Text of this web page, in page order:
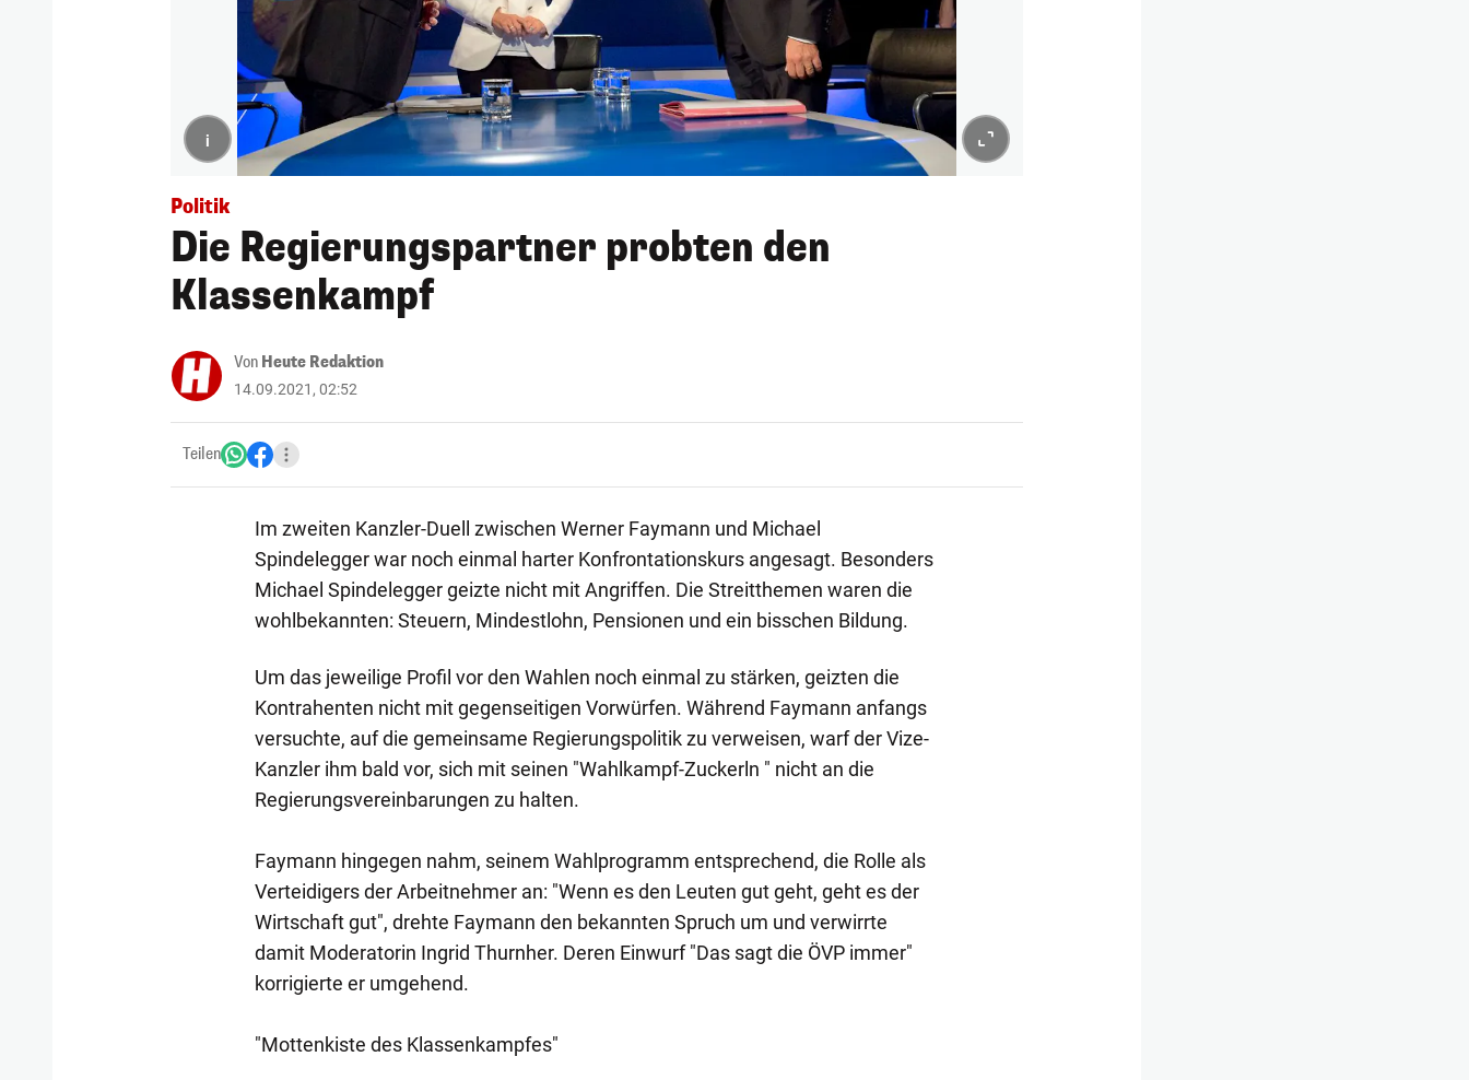
i
Politik
Die Regierungspartner probten den
Klassenkampf
Von Heute Redaktion
14.09.2021, 02:52
Teilen
Im zweiten Kanzler-Duell zwischen Werner Faymann und Michael
Spindelegger war noch einmal harter Konfrontationskurs angesagt. Besonders
Michael Spindelegger geizte nicht mit Angriffen. Die Streitthemen waren die
wohlbekannten: Steuern, Mindestlohn, Pensionen und ein bisschen Bildung.
Um das jeweilige Profil vor den Wahlen noch einmal zu stärken, geizten die
Kontrahenten nicht mit gegenseitigen Vorwürfen. Während Faymann anfangs
versuchte, auf die gemeinsame Regierungspolitik zu verweisen, warf der Vize-
Kanzler ihm bald vor, sich mit seinen "Wahlkampf-Zuckerln " nicht an die
Regierungsvereinbarungen zu halten.
Faymann hingegen nahm, seinem Wahlprogramm entsprechend, die Rolle als
Verteidigers der Arbeitnehmer an: "Wenn es den Leuten gut geht, geht es der
Wirtschaft gut", drehte Faymann den bekannten Spruch um und verwirrte
damit Moderatorin Ingrid Thurnher. Deren Einwurf "Das sagt die ÖVP immer"
korrigierte er umgehend.
"Mottenkiste des Klassenkampfes"